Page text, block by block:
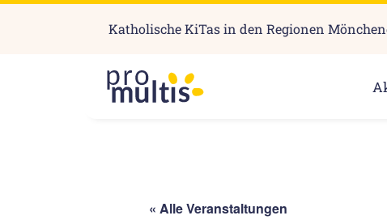
Katholische KiTas in den Regionen
« Alle Veranstaltungen